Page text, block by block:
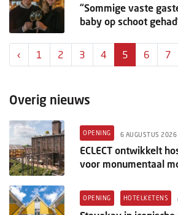
“Sommige vaste
baby op schoot
‹ 1 2 3 4 5 6 7
Overig nieuws
OPENING 6 AUGUSTUS 2026
ECLECT ontwikkelt
voor monumentaal
OPENING HOTELKETENS